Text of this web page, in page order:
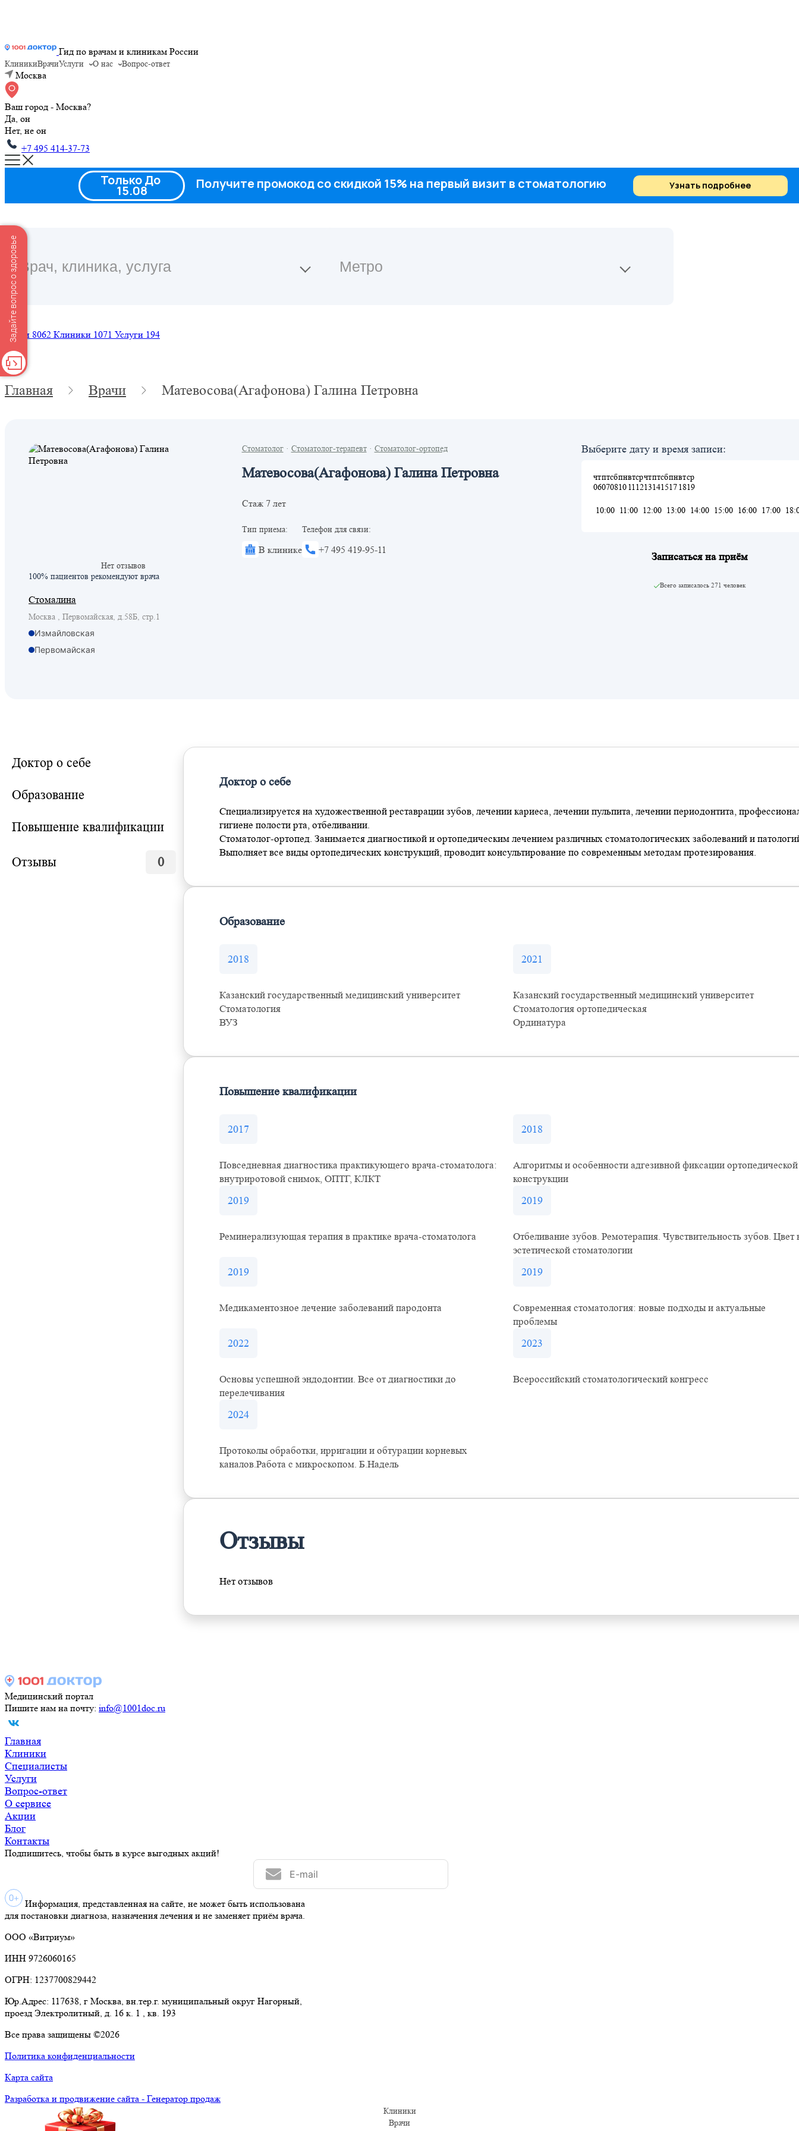
Гид по врачам и клиникам России
КлиникиВрачиУслуги О нас Вопрос-ответ
Москва
Ваш город - Москва?
Да, он
Нет, не он
+7 495 414-37-73
Врачи 8062 Клиники 1071 Услуги 194
Главная Врачи Матевосова(Агафонова) Галина Петровна
Нет отзывов
100% пациентов рекомендуют врача
Стомалина
Москва , Первомайская, д.58Б, стр.1
Измайловская
Первомайская
Стоматолог· Стоматолог-терапевт· Стоматолог-ортопед
Матевосова(Агафонова) Галина Петровна
Стаж 7 лет
Тип приема:
В клинике
Телефон для связи:
+7 495 419-95-11
Выберите дату и время записи:
чт
06
пт
07
сб
08
пн
10
вт
11
ср
12
чт
13
пт
14
сб
15
пн
17
вт
18
ср
19
10:00 11:00 12:00 13:00 14:00 15:00 16:00 17:00
Записаться на приём
Всего записалось 271 человек
Доктор о себе
Образование
Повышение квалификации
Отзывы 0
Доктор о себе
Специализируется на художественной реставрации зубов, лечении кариеса, лечении пульпита, лечении периодонтита,
гигиене полости рта, отбеливании.
Стоматолог-ортопед. Занимается диагностикой и ортопедическим лечением различных стоматологических заболеваний и
Выполняет все виды ортопедических конструкций, проводит консультирование по современным методам протезирования.
Образование
2018
Казанский государственный медицинский университет
Стоматология
ВУЗ
2021
Казанский государственный медицинский университет
Стоматология ортопедическая
Ординатура
Повышение квалификации
2017
Повседневная диагностика практикующего врача-стоматолога:
внутриротовой снимок, ОПТГ, КЛКТ
2018
Алгоритмы и особенности адгезивной фиксации ортопедической
конструкции
2019
Реминерализующая терапия в практике врача-стоматолога
2019
Отбеливание зубов. Ремотерапия. Чувствительность зубов. Цвет
эстетической стоматологии
2019
Медикаментозное лечение заболеваний пародонта
2019
Современная стоматология: новые подходы и актуальные
проблемы
2022
Основы успешной эндодонтии. Все от диагностики до
перелечивания
2023
Всероссийский стоматологический конгресс
2024
Протоколы обработки, ирригации и обтурации корневых
каналов.Работа с микроскопом. Б.Надель
Отзывы
Нет отзывов
Медицинский портал
Пишите нам на почту: info@1001doc.ru
Главная
Клиники
Специалисты
Услуги
Вопрос-ответ
О сервисе
Акции
Блог
Контакты
Подпишитесь, чтобы быть в курсе выгодных акций!
Информация, представленная на сайте, не может быть использована
для постановки диагноза, назначения лечения и не заменяет приём врача.
ООО «Витриум»
ИНН 9726060165
ОГРН: 1237700829442
Юр.Адрес: 117638, г Москва, вн.тер.г. муниципальный округ Нагорный,
проезд Электролитный, д. 16 к. 1 , кв. 193
Все права защищены ©2026
Политика конфиденциальности
Карта сайта
Разработка и продвижение сайта - Генератор продаж
Клиники
Врачи
Только До
15.08 Получите промокод со скидкой 15% на первый визит в стоматологию Узнать подробнее
Задайте вопрос о здоровье